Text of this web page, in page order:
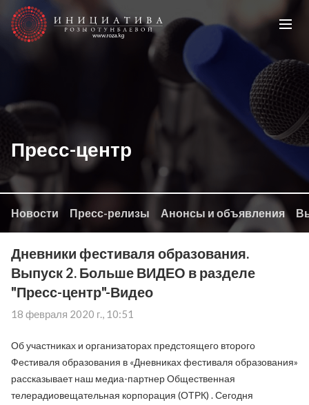
Пресс-центр
Новости Пресс-релизы Анонсы и объявления
Дневники фестиваля образования.
Выпуск 2. Больше ВИДЕО в разделе
"Пресс-центр"-Видео
18 февраля 2020 г., 10:51
Об участниках и организаторах предстоящего второго
Фестиваля образования в «Дневниках фестиваля образования»
рассказывает наш медиа-партнер Общественная
телерадиовещательная корпорация (ОТРК) . Сегодня